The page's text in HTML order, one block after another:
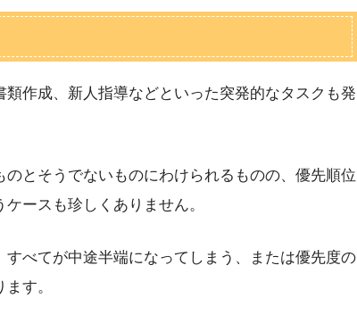
作成、新人指導などといった突発的なタスクも発
とそうでないものにわけられるものの、優先順位
ースも珍しくありません。
べてが中途半端になってしまう、または優先度の
す。